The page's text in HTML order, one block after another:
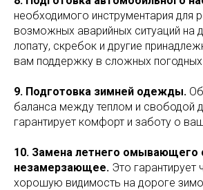
необходимого инструментария для
возможных аварийных ситуаций на
лопату, скребок и другие
вам поддержку в сложных погодных
9. Подготовка зимней одежды.
баланса между теплом и свободой
гарантирует комфорт и заботу о
10. Замена летнего омывающего
незамерзающее. Это гарантирует
хорошую видимость на дороге